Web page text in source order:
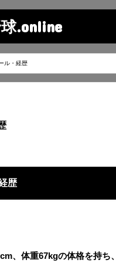
.online
ル・経歴
歴
、体重67kgの体格を持ち